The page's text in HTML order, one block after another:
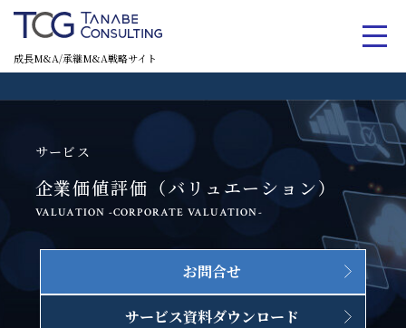
成長M&A/承継M&A戦略サイト
サービス
企業価値評価（バリュエーション）
VALUATION -CORPORATE VALUATION-
お問合せ
サービス資料ダウンロード